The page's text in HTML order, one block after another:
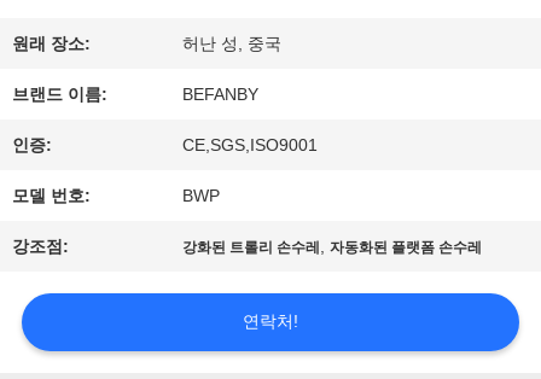
공
장
행
원래 장소: 허난 성, 중국
브랜드 이름: BEFANBY
인증: CE,SGS,ISO9001
모델 번호: BWP
강조점: 강화된 트롤리 손수레 ,자동화된 플랫폼 손수레
연락처!